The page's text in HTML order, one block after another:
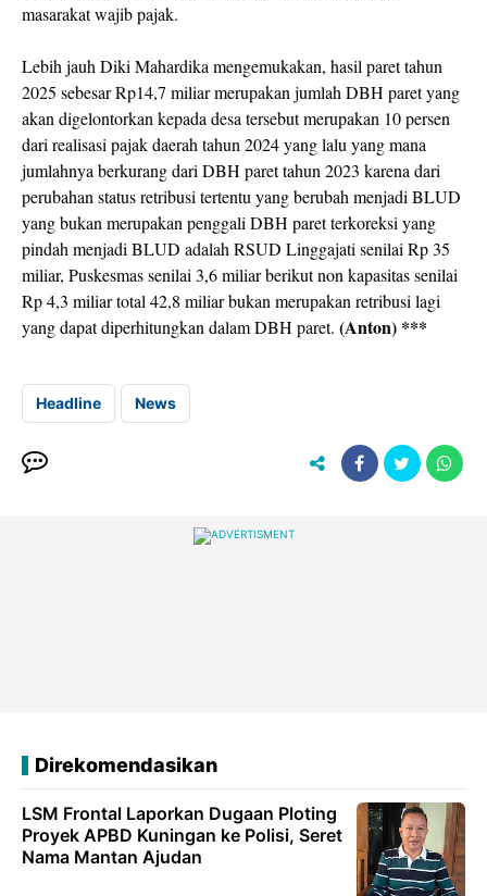
masarakat wajib pajak.
Lebih jauh Diki Mahardika mengemukakan, hasil paret tahun
2025 sebesar Rp14,7 miliar merupakan jumlah DBH paret yang
akan digelontorkan kepada desa tersebut merupakan 10 persen
dari realisasi pajak daerah tahun 2024 yang lalu yang mana
jumlahnya berkurang dari DBH paret tahun 2023 karena dari
perubahan status retribusi tertentu yang berubah menjadi BLUD
yang bukan merupakan penggali DBH paret terkoreksi yang
pindah menjadi BLUD adalah RSUD Linggajati senilai Rp 35
miliar, Puskesmas senilai 3,6 miliar berikut non kapasitas senilai
Rp 4,3 miliar total 42,8 miliar bukan merupakan retribusi lagi
yang dapat diperhitungkan dalam DBH paret. (Anton) ***
Headline News
Direkomendasikan
LSM Frontal Laporkan Dugaan Ploting
Proyek APBD Kuningan ke Polisi, Seret
Nama Mantan Ajudan